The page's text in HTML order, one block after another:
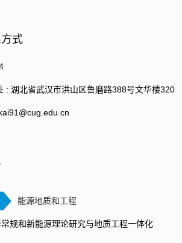
式
: 湖北省武汉市洪山区鲁磨路388号文华楼320
能源地质和工程
规和新能源理论研究与地质工程一体化